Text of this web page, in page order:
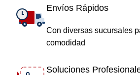
Envíos Rápidos
Con diversas sucursales
comodidad
Soluciones